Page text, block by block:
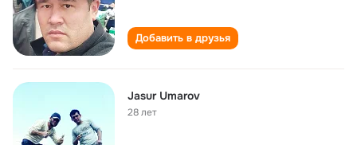
Добавить в друзья
Jasur Umarov
28 лет